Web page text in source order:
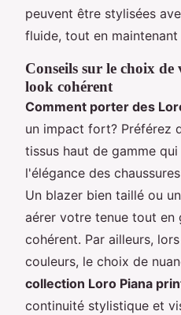
peuvent être stylisées
fluide, tout en
Conseils sur le choix
look cohérent
Comment porter des
un impact fort? Préférez
tissus haut de gamme
l'élégance des
Un blazer bien taillé ou
aérer votre tenue tout en
cohérent. Par ailleurs,
couleurs, le choix de
collection Loro Piana
continuité stylistique et